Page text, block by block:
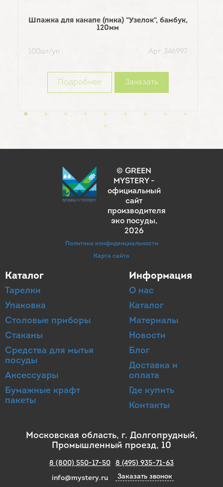
Шпажка для канапе (пика) "Узелок", бамбук,
120мм
100шт/уп Арт: 346997
Подробнее Заказать
© GREEN
MYSTERY -
официальный
сайт
производителя
эко посуды,
2026
Политика конфиденциальности
Карта сайта
Каталог
Тарелки
Упаковка
Столовые приборы
Стаканы
Средства для мытья
посуды
Аксессуары
Бумажные крафт
пакеты
Информация
О нас
Каталог
Материалы
Новости
Блог
Доставка и
оплата
Где купить
Контакты
Московская область, г. Долгопрудный,
Промышленный проезд, 10
8 (800) 550-17-50
info@mystery.ru
8 (495) 935-71-63
Заказать звонок